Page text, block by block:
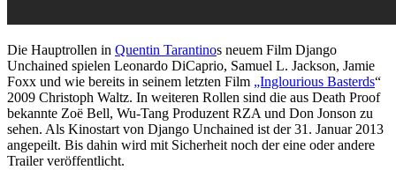
Die Hauptrollen in Quentin Tarantinos neuem Film Django
Unchained spielen Leonardo DiCaprio, Samuel L. Jackson, Jamie
Foxx und wie bereits in seinem letzten Film „Inglourious Basterds“
2009 Christoph Waltz. In weiteren Rollen sind die aus Death Proof
bekannte Zoë Bell, Wu-Tang Produzent RZA und Don Jonson zu
sehen. Als Kinostart von Django Unchained ist der 31. Januar 2013
angepeilt. Bis dahin wird mit Sicherheit noch der eine oder andere
Trailer veröffentlicht.